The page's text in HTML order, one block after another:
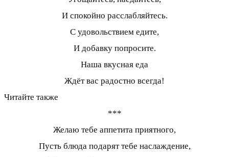
И спокойно расслабляйтесь.
С удовольствием едите,
И добавку попросите.
Наша вкусная еда
Ждёт вас радостно всегда!
Читайте также
***
Желаю тебе аппетита приятного,
Пусть блюда подарят тебе наслаждение,